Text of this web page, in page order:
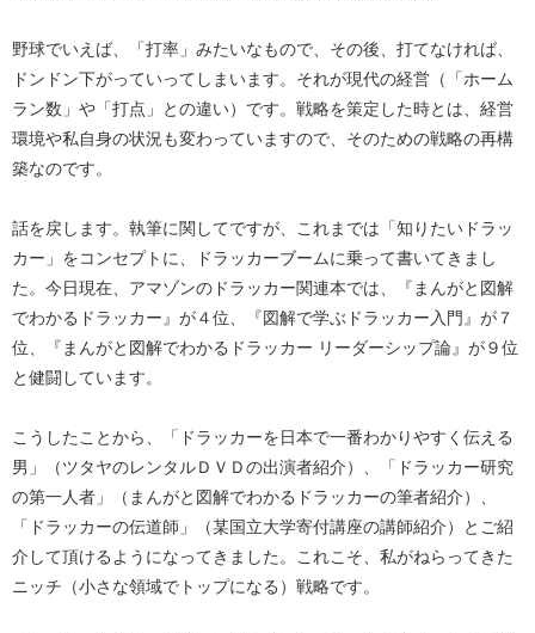
野球でいえば、「打率」みたいなもので、その後、打てなければ、
ドンドン下がっていってしまいます。それが現代の経営（「ホーム
ラン数」や「打点」との違い）です。戦略を策定した時とは、経営
環境や私自身の状況も変わっていますので、そのための戦略の再構
築なのです。
話を戻します。執筆に関してですが、これまでは「知りたいドラッ
カー」をコンセプトに、ドラッカーブームに乗って書いてきまし
た。今日現在、アマゾンのドラッカー関連本では、『まんがと図解
でわかるドラッカー』が４位、『図解で学ぶドラッカー入門』が７
位、『まんがと図解でわかるドラッカー リーダーシップ論』が９位
と健闘しています。
こうしたことから、「ドラッカーを日本で一番わかりやすく伝える
男」（ツタヤのレンタルＤＶＤの出演者紹介）、「ドラッカー研究
の第一人者」（まんがと図解でわかるドラッカーの筆者紹介）、
「ドラッカーの伝道師」（某国立大学寄付講座の講師紹介）とご紹
介して頂けるようになってきました。これこそ、私がねらってきた
ニッチ（小さな領域でトップになる）戦略です。